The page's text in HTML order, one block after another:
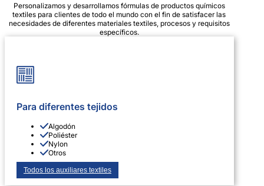
Personalizamos y desarrollamos fórmulas de productos químicos
textiles para clientes de todo el mundo con el fin de satisfacer las
necesidades de diferentes materiales textiles, procesos y requisitos
específicos.
Para diferentes tejidos
Algodón
Poliéster
Nylon
Otros
Todos los auxiliares textiles